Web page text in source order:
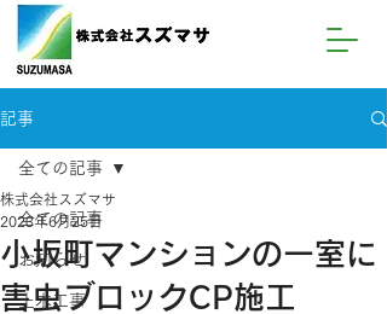
記事
全ての記事
お知らせ
土木工事
全ての記事
小坂町マンションの一室に
害虫ブロックCP施工
株式会社スズマサ
2023年6月25日